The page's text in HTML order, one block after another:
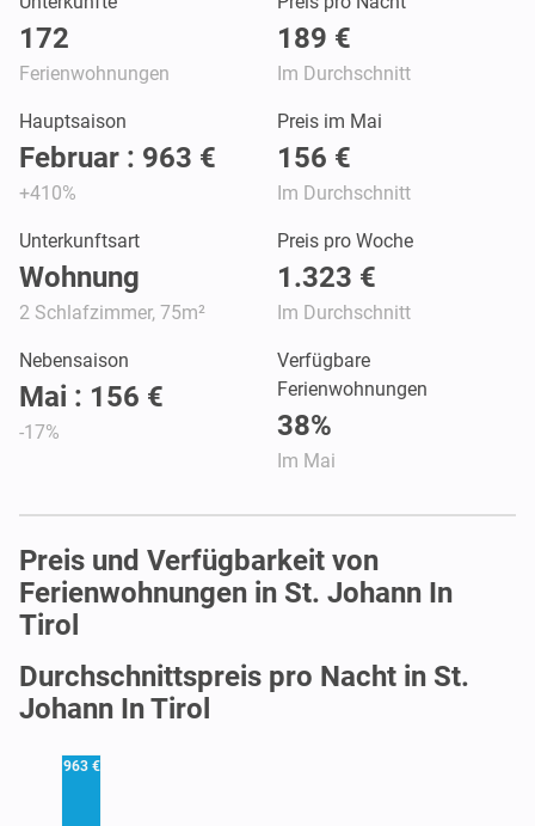
172
Ferienwohnungen
189 €
Im Durchschnitt
Hauptsaison
Februar : 963 €
+410%
Preis im Mai
156 €
Im Durchschnitt
Unterkunftsart
Wohnung
2 Schlafzimmer, 75m²
Preis pro Woche
1.323 €
Im Durchschnitt
Nebensaison
Mai : 156 €
-17%
Verfügbare
Ferienwohnungen
38%
Im Mai
Preis und Verfügbarkeit von
Ferienwohnungen in St. Johann In
Tirol
Durchschnittspreis pro Nacht in St.
Johann In Tirol
963 €